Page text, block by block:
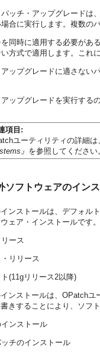
ッチ・アップグレードは
合に実行します。複数の
同時に適用する必要があ
方式で適用します。これ
ップグレードに適さない
ップグレードを実行する
項目:
ユーティリティの詳細は
』 を参照してください
ソフトウェアのイン
ンストールは、デフォル
ェア・インストールです。
ース
リリース
(11gリリース2以降)
ンストールは、OPatch
きすることにより、ソフ
ンストール
チのインストール